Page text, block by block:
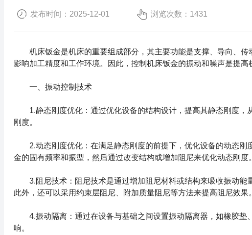
发布时间：2025-12-01 浏览次数：1431
机床钣金是机床的重要组成部分，其主要功能是支撑、导向、
影响加工精度和工作环境。因此，控制机床钣金的振动和噪声是提
一、振动控制技术
1.静态刚度优化：通过优化设备的结构设计，提高其静态刚度，
刚度。
2.动态刚度优化：在满足静态刚度的前提下，优化设备的动态刚
金的固有频率和振型，然后通过改变结构或增加阻尼来优化动态刚度。
3.阻尼技术：阻尼技术是通过增加阻尼材料或结构来吸收振动能
此外，还可以采用约束层阻尼、附加质量阻尼等方法来提高阻尼效果。
4.振动隔离：通过在设备与基础之间设置振动隔离器，如橡胶垫
响。